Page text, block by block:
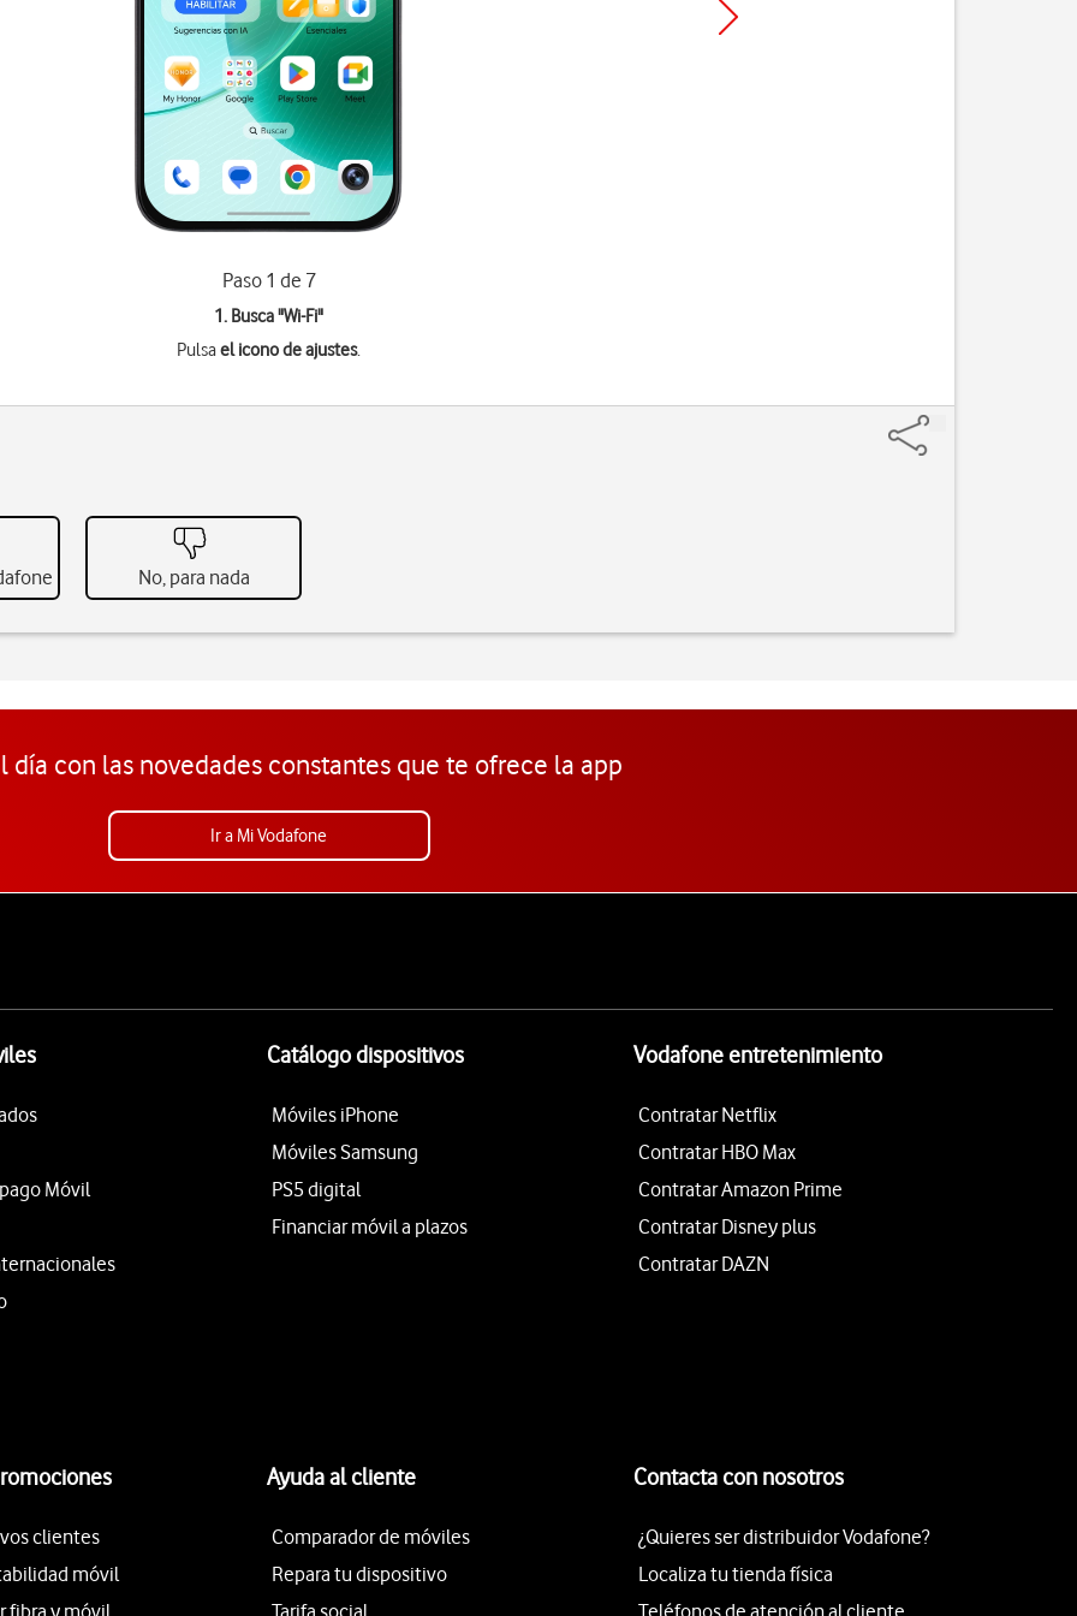
Paso 1 de 7
1. Busca "Wi-Fi"
Pulsael icono de ajustes.
No, para nada
día con las novedades constantes que te ofrece la app
Ir a Mi Vodafone
Móvil
Catálogo dispositivos
Móviles iPhone
Móviles Samsung
PS5 digital
Financiar móvil a plazos
Vodafone entretenimiento
Contratar Netflix
Contratar HBO Max
Contratar Amazon Prime
Contratar Disney plus
Contratar DAZN
clientes
móvil
fibra y móvil
Ayuda al cliente
Comparador de móviles
Repara tu dispositivo
Tarifa social
Contacta con nosotros
¿Quieres ser distribuidor Vodafone?
Localiza tu tienda física
Teléfonos de atención al cliente